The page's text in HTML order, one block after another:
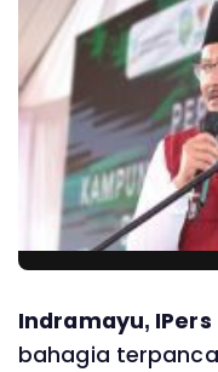
Indramayu, IPers
bahagia